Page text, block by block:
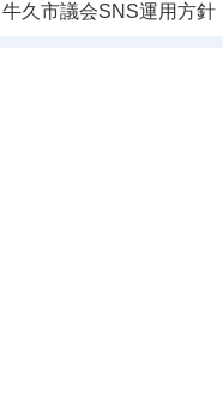
牛久市議会SNS運用方針